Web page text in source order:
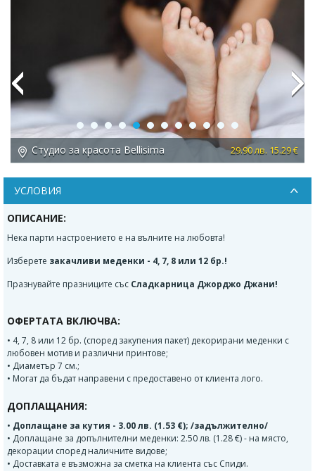
Студио за красота Bellisima 29.90 лв. 15.29 €
Previous Next
УСЛОВИЯ
ОПИСАНИЕ:
Нека парти настроението е на вълните на любовта!
Изберете закачливи меденки - 4, 7, 8 или 12 бр.!
Празнувайте празниците със Сладкарница Джорджо Джани!
ОФЕРТАТА ВКЛЮЧВА:
• 4, 7, 8 или 12 бр. (според закупения пакет) декорирани меденки с
любовен мотив и различни принтове;
• Диаметър 7 см.;
• Могат да бъдат направени с предоставено от клиента лого.
ДОПЛАЩАНИЯ:
• Доплащане за кутия - 3.00 лв. (1.53 €); /задължително/
• Доплащане за допълнителни меденки: 2.50 лв. (1.28 €) - на място,
декорации според наличните видове;
• Доставката е възможна за сметка на клиента със Спиди.